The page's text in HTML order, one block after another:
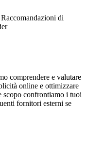
di
comprendere e valutare
online e ottimizzare
scopo confrontiamo i tuoi
fornitori esterni se